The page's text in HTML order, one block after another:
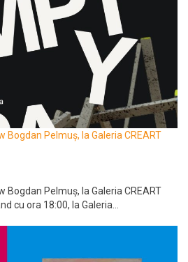
Bogdan Pelmuș, la Galeria CREART
Bogdan Pelmuș, la Galeria CREART
cu ora 18:00, la Galeria...